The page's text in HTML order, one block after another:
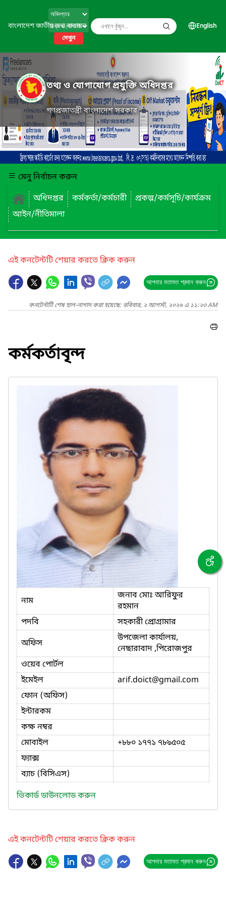
বাংলাদেশ জাতীয় তথ্য বাতায়ন
দেখুন
English
তথ্য ও যোগাযোগ প্রযুক্তি অধিদপ্তর
গণপ্রজাতন্ত্রী বাংলাদেশ সরকার
মেনু নির্বাচন করুন
অধিদপ্তর
কর্মকর্তা/কর্মচারী
প্রকল্প/কর্মসূচি/কার্যক্রম
আইন/নীতিমালা
এই কনটেন্টটি শেয়ার করতে ক্লিক করুন
আপনার মতামত প্রদান করুন
কনটেন্টটি শেষ হাল-নাগাদ করা হয়েছে: রবিবার, ২ আগস্ট, ২০২৬ এ ১১:২৩ AM
কর্মকর্তাবৃন্দ
নাম
জনাব মোঃ আরিফুর
রহমান
পদবি
সহকারী প্রোগ্রামার
অফিস
উপজেলা কার্যালয়,
নেছারাবাদ ,পিরোজপুর
ওয়েব পোর্টল
ইমেইল
arif.doict@gmail.com
ফোন (অফিস)
ইন্টারকম
কক্ষ নম্বর
মোবাইল
+৮৮০ ১৭৭১ ৭৮৯৫০৫
ফ্যাক্স
ব্যাচ (বিসিএস)
ভিকার্ড ডাউনলোড করুন
এই কনটেন্টটি শেয়ার করতে ক্লিক করুন
আপনার মতামত প্রদান করুন